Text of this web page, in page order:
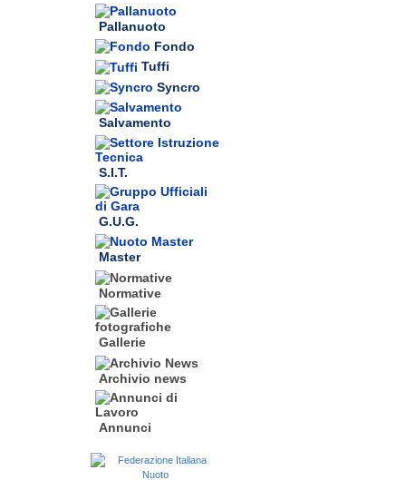
Pallanuoto
Fondo
Tuffi
Syncro
Salvamento
S.I.T.
G.U.G.
Master
Normative
Gallerie
Archivio news
Annunci